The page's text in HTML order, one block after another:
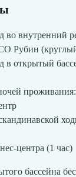
во внутренний
Рубин
в открытый
проживания:
центра (1 час)
бассейна